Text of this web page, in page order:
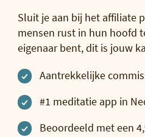
Sluit je aan bij het affiliate
mensen rust in hun hoofd
eigenaar bent, dit is jouw
Aantrekkelijke
#1 meditatie app in
Beoordeeld met een